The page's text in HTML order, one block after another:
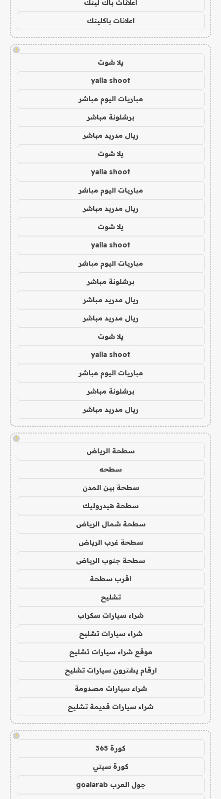
اعلانات باك لينك
اعلانات باكلينك
!
يلا شوت
yalla shoot
مباريات اليوم مباشر
برشلونة مباشر
ريال مدريد مباشر
يلا شوت
yalla shoot
مباريات اليوم مباشر
ريال مدريد مباشر
يلا شوت
yalla shoot
مباريات اليوم مباشر
برشلونة مباشر
ريال مدريد مباشر
ريال مدريد مباشر
يلا شوت
yalla shoot
مباريات اليوم مباشر
برشلونة مباشر
ريال مدريد مباشر
!
سطحة الرياض
سطحه
سطحة بين المدن
سطحة هيدروليك
سطحة شمال الرياض
سطحة غرب الرياض
سطحة جنوب الرياض
اقرب سطحة
تشليح
شراء سيارات سكراب
شراء سيارات تشليح
موقع شراء سيارات تشليح
ارقام يشترون سيارات تشليح
شراء سيارات مصدومة
شراء سيارات قديمة تشليح
!
كورة 365
كورة سيتي
جول العرب goalarab